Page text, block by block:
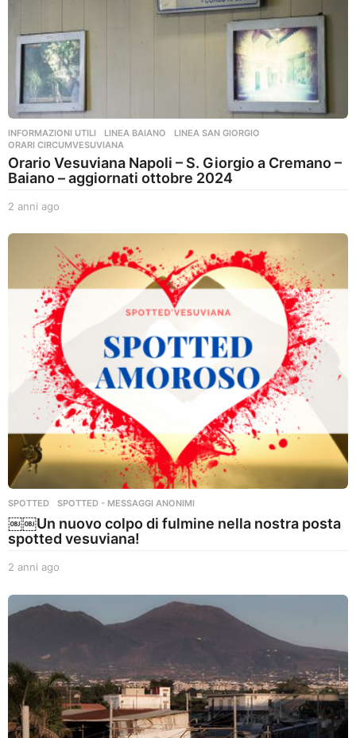
INFORMAZIONI UTILI ,LINEA BAIANO ,LINEA SAN GIORGIO
ORARI CIRCUMVESUVIANA
Orario Vesuviana Napoli – S. Giorgio a Cremano –
Baiano – aggiornati ottobre 2024
2 anni ago
n
n
i
a
g
o
SPOTTED ,SPOTTED - MESSAGGI ANONIMI
￼￼Un nuovo colpo di fulmine nella nostra posta
spotted vesuviana!
2 anni ago
n
n
o